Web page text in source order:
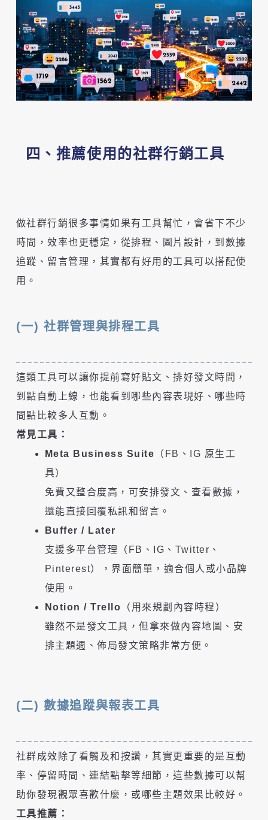
四、推薦使用的社群行銷工具
做社群行銷很多事情如果有工具幫忙，會省下不少
時間，效率也更穩定，從排程、圖片設計，到數據
追蹤、留言管理，其實都有好用的工具可以搭配使
用。
(一) 社群管理與排程工具
這類工具可以讓你提前寫好貼文、排好發文時間，
到點自動上線，也能看到哪些內容表現好、哪些時
間點比較多人互動。
常見工具：
Meta Business Suite （FB、IG 原生工
具）
免費又整合度高，可安排發文、查看數據，
還能直接回覆私訊和留言。
Buffer / Later
支援多平台管理（FB、IG、Twitter、
Pinterest），界面簡單，適合個人或小品牌
使用。
Notion / Trello （用來規劃內容時程）
雖然不是發文工具，但拿來做內容地圖、安
排主題週、佈局發文策略非常方便。
(二) 數據追蹤與報表工具
社群成效除了看觸及和按讚，其實更重要的是互動
率、停留時間、連結點擊等細節，這些數據可以幫
助你發現觀眾喜歡什麼，或哪些主題效果比較好。
工具推薦：